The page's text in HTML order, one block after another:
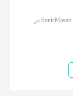
نسل جدید نوت بوک چندرسانه ای ایسوس صدای پیشرفته SonicMaster در